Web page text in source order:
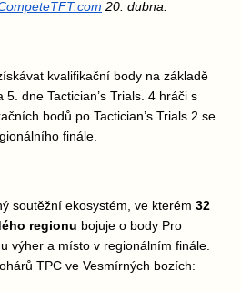
20. dubna.
kvalifikační body na základě
dne Tactician’s Trials. 4 hráči s
bodů po Tactician’s Trials 2 se
finále.
soutěžní ekosystém, ve kterém 32
regionu bojuje o body Pro
výher a místo v regionálním finále.
TPC ve Vesmírných bozích: